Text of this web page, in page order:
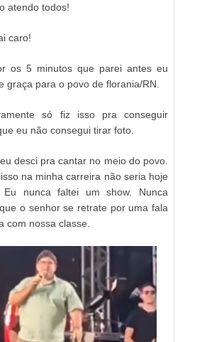
atendo todos!
caro!
os 5 minutos que parei antes eu
graça para o povo de florania/RN.
só fiz isso pra conseguir
eu não consegui tirar foto.
desci pra cantar no meio do povo.
na minha carreira não seria hoje
Eu nunca faltei um show. Nunca
o senhor se retrate por uma fala
com nossa classe.